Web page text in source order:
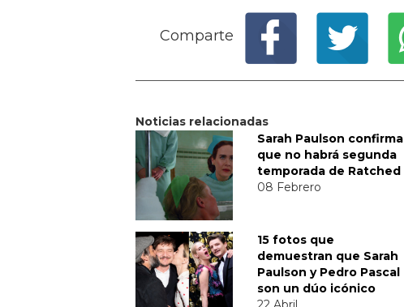
Comparte
Noticias relacionadas
Sarah Paulson confirma
que no habrá segunda
temporada de Ratched
08 Febrero
15 fotos que
demuestran que Sarah
Paulson y Pedro Pascal
son un dúo icónico